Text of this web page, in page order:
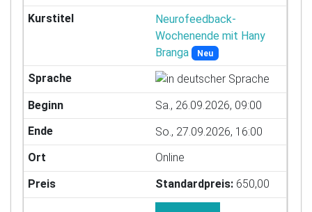
Neurofeedback-
Wochenende mit Hany
Branga
Neu
Sa., 26.09.2026, 09:00
So., 27.09.2026, 16:00
Online
Standardpreis: 650,00